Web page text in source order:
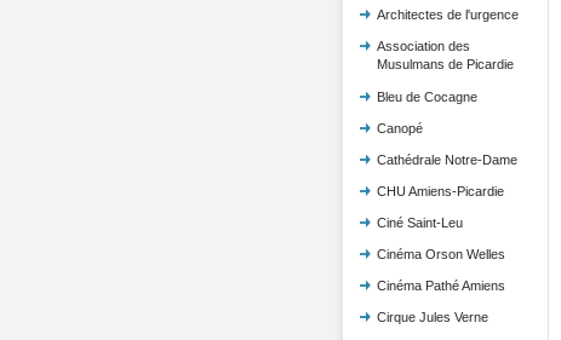
Architectes de l'urgence
Association des
Musulmans de Picardie
Bleu de Cocagne
Canopé
Cathédrale Notre-Dame
CHU Amiens-Picardie
Ciné Saint-Leu
Cinéma Orson Welles
Cinéma Pathé Amiens
Cirque Jules Verne